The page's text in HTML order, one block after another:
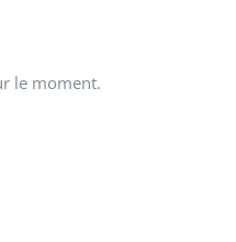
le moment.